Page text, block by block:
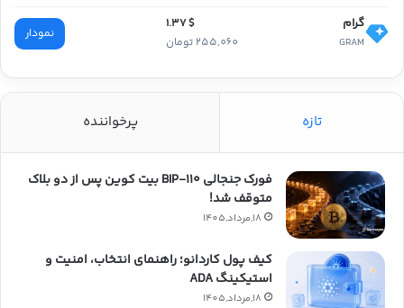
گرام
GRAM
$ 1.37
255,060 تومان
نمودار
تازه پرخواننده
فورک جنجالی BIP-۱۱۰ بیت کوین پس از دو بلاک
متوقف شد!
18,مرداد,1405
کیف پول کاردانو؛ راهنمای انتخاب، امنیت و
استیکینگ ADA
18,مرداد,1405